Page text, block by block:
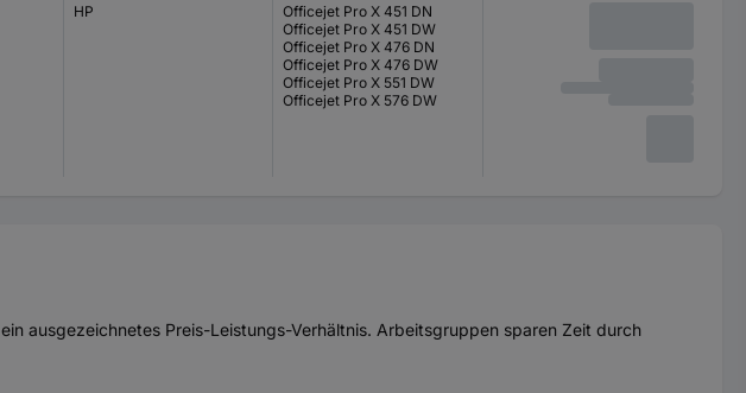
HP
Officejet Pro X 451 DN
Officejet Pro X 451 DW
Officejet Pro X 476 DN
Officejet Pro X 476 DW
Officejet Pro X 551 DW
Officejet Pro X 576 DW
ausgezeichnetes Preis-Leistungs-Verhältnis. Arbeitsgruppen sparen Zeit durch